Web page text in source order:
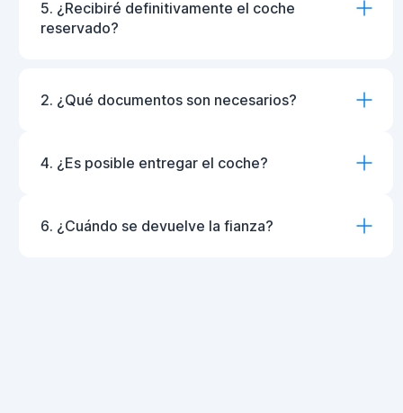
5. ¿Recibiré definitivamente el coche
reservado?
2. ¿Qué documentos son necesarios?
4. ¿Es posible entregar el coche?
6. ¿Cuándo se devuelve la fianza?